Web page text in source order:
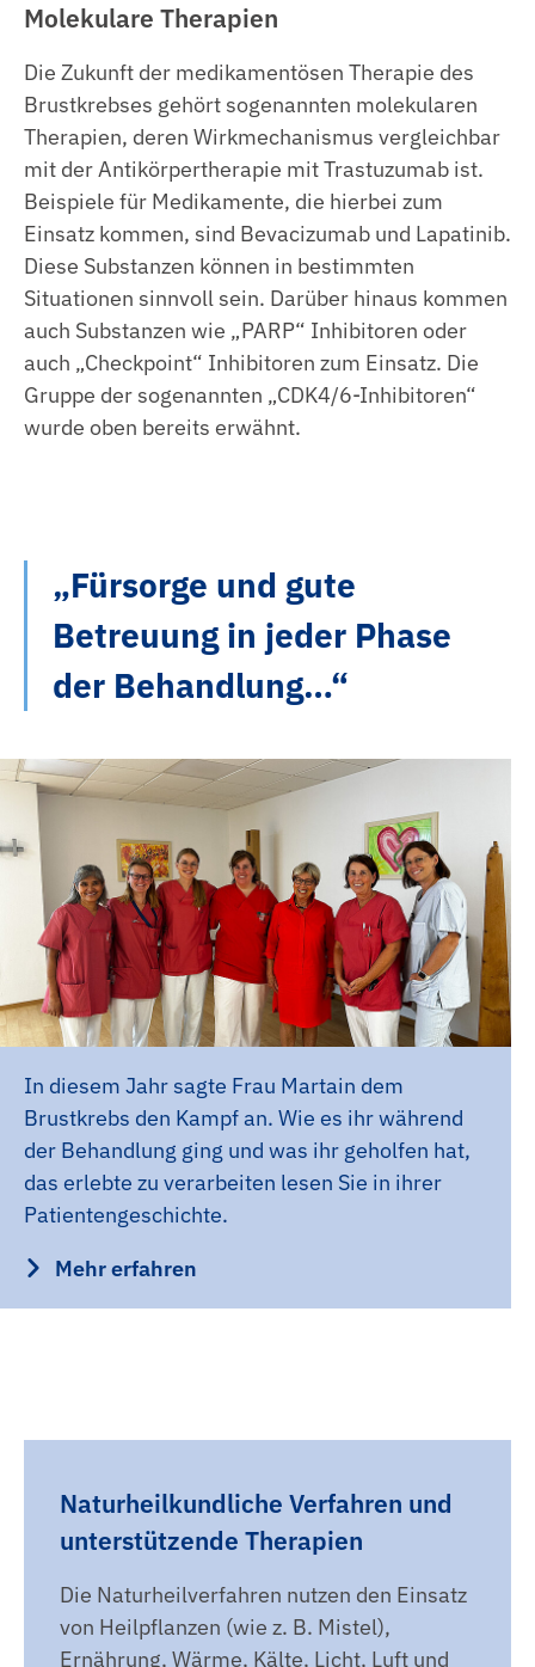
Molekulare Therapien
Die Zukunft der medikamentösen Therapie des
Brustkrebses gehört sogenannten molekularen
Therapien, deren Wirkmechanismus vergleichbar
mit der Antikörpertherapie mit Trastuzumab ist.
Beispiele für Medikamente, die hierbei zum
Einsatz kommen, sind Bevacizumab und Lapatinib.
Diese Substanzen können in bestimmten
Situationen sinnvoll sein. Darüber hinaus kommen
auch Substanzen wie „PARP“ Inhibitoren oder
auch „Checkpoint“ Inhibitoren zum Einsatz. Die
Gruppe der sogenannten „CDK4/6-Inhibitoren“
wurde oben bereits erwähnt.
„Fürsorge und gute
Betreuung in jeder Phase
der Behandlung…“
In diesem Jahr sagte Frau Martain dem
Brustkrebs den Kampf an. Wie es ihr während
der Behandlung ging und was ihr geholfen hat,
das erlebte zu verarbeiten lesen Sie in ihrer
Patientengeschichte.
Mehr erfahren
Naturheilkundliche Verfahren und
unterstützende Therapien
Die Naturheilverfahren nutzen den Einsatz
von Heilpflanzen (wie z. B. Mistel),
Ernährung, Wärme, Kälte, Licht, Luft und